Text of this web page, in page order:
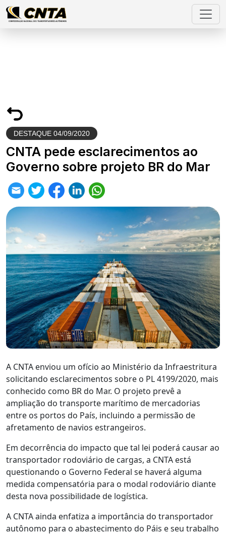
DESTAQUE 04/09/2020
CNTA pede esclarecimentos ao
Governo sobre projeto BR do Mar
A CNTA enviou um ofício ao Ministério da Infraestritura
solicitando esclarecimentos sobre o PL 4199/2020, mais
conhecido como BR do Mar. O projeto prevê a
ampliação do transporte marítimo de mercadorias
entre os portos do País, incluindo a permissão de
afretamento de navios estrangeiros.
Em decorrência do impacto que tal lei poderá causar ao
transportador rodoviário de cargas, a CNTA está
questionando o Governo Federal se haverá alguma
medida compensatória para o modal rodoviário diante
desta nova possibilidade de logística.
A CNTA ainda enfatiza a importância do transportador
autônomo para o abastecimento do Páis e seu trabalho